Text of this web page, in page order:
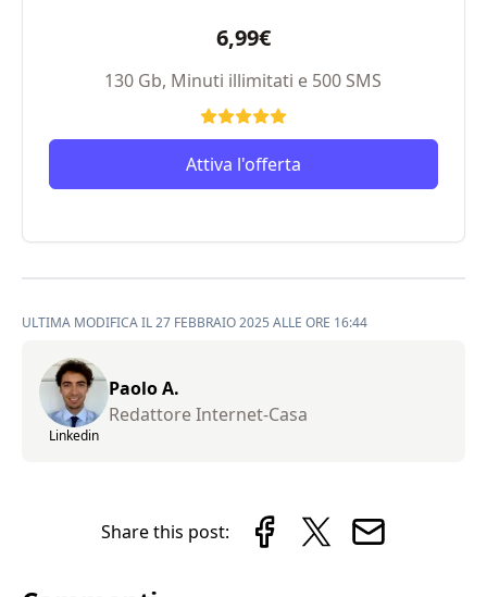
6,99€
130 Gb, Minuti illimitati e 500 SMS
Attiva l'offerta
ULTIMA MODIFICA IL 27 FEBBRAIO 2025 ALLE ORE 16:44
Linkedin
Paolo A.
Redattore Internet-Casa
Share this post: